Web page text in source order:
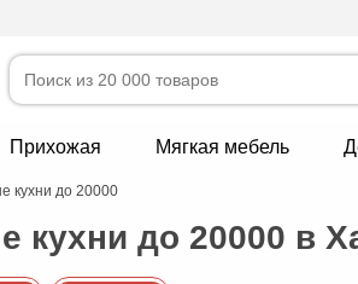
Прихожая Мягкая мебель
кухни до 20000
кухни до 20000 в